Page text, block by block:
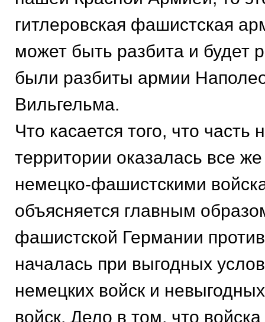
гитлеровская фашистская
может быть разбита и будет
были разбиты армии
Вильгельма.
Что касается того, что часть
территории оказалась все
немецко-фашистскими
объясняется главным
фашистской Германии
началась при выгодных
немецких войск и
войск. Дело в том, что